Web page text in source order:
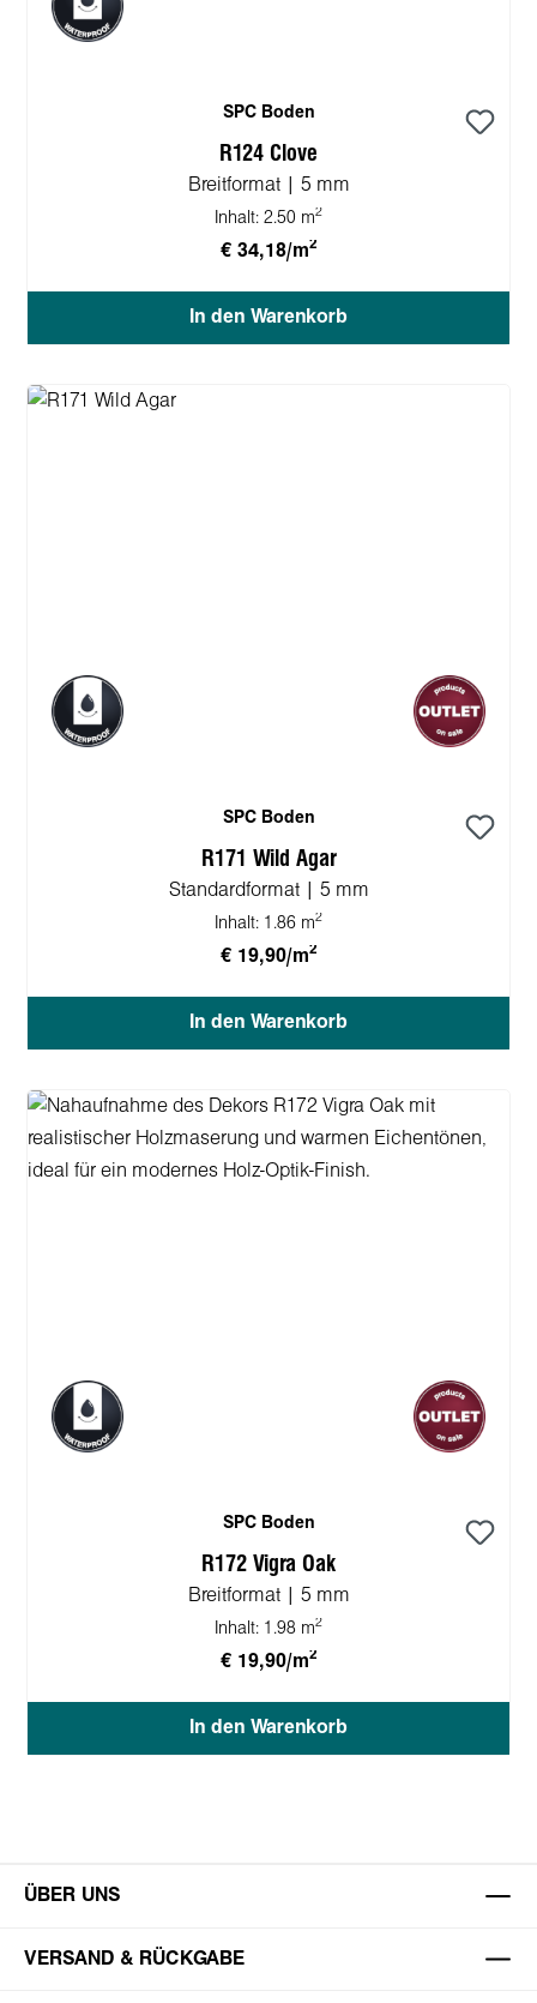
SPC Boden
R124 Clove
Breitformat | 5 mm
Inhalt: 2.50 m2
€ 34,18/m2
In den Warenkorb
SPC Boden
R171 Wild Agar
Standardformat | 5 mm
Inhalt: 1.86 m2
€ 19,90/m2
In den Warenkorb
SPC Boden
R172 Vigra Oak
Breitformat | 5 mm
Inhalt: 1.98 m2
€ 19,90/m2
In den Warenkorb
ÜBER UNS
VERSAND & RÜCKGABE